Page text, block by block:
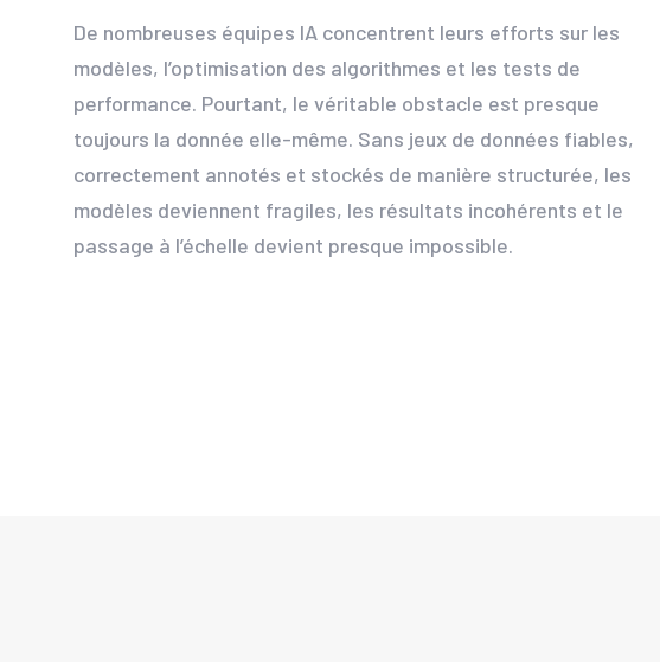
De nombreuses équipes IA concentrent leurs efforts sur les
modèles, l’optimisation des algorithmes et les tests de
performance. Pourtant, le véritable obstacle est presque
toujours la donnée elle-même. Sans jeux de données fiables,
correctement annotés et stockés de manière structurée, les
modèles deviennent fragiles, les résultats incohérents et le
passage à l’échelle devient presque impossible.